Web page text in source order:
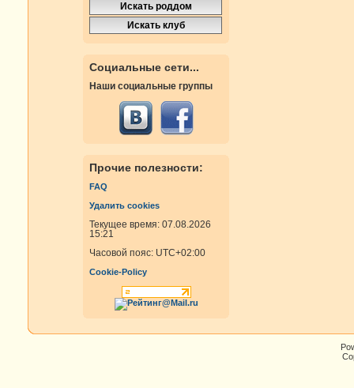
Социальные сети...
Наши социальные группы
Прочие полезности:
FAQ
Удалить cookies
Текущее время: 07.08.2026
15:21
Часовой пояс: UTC+02:00
Cookie-Policy